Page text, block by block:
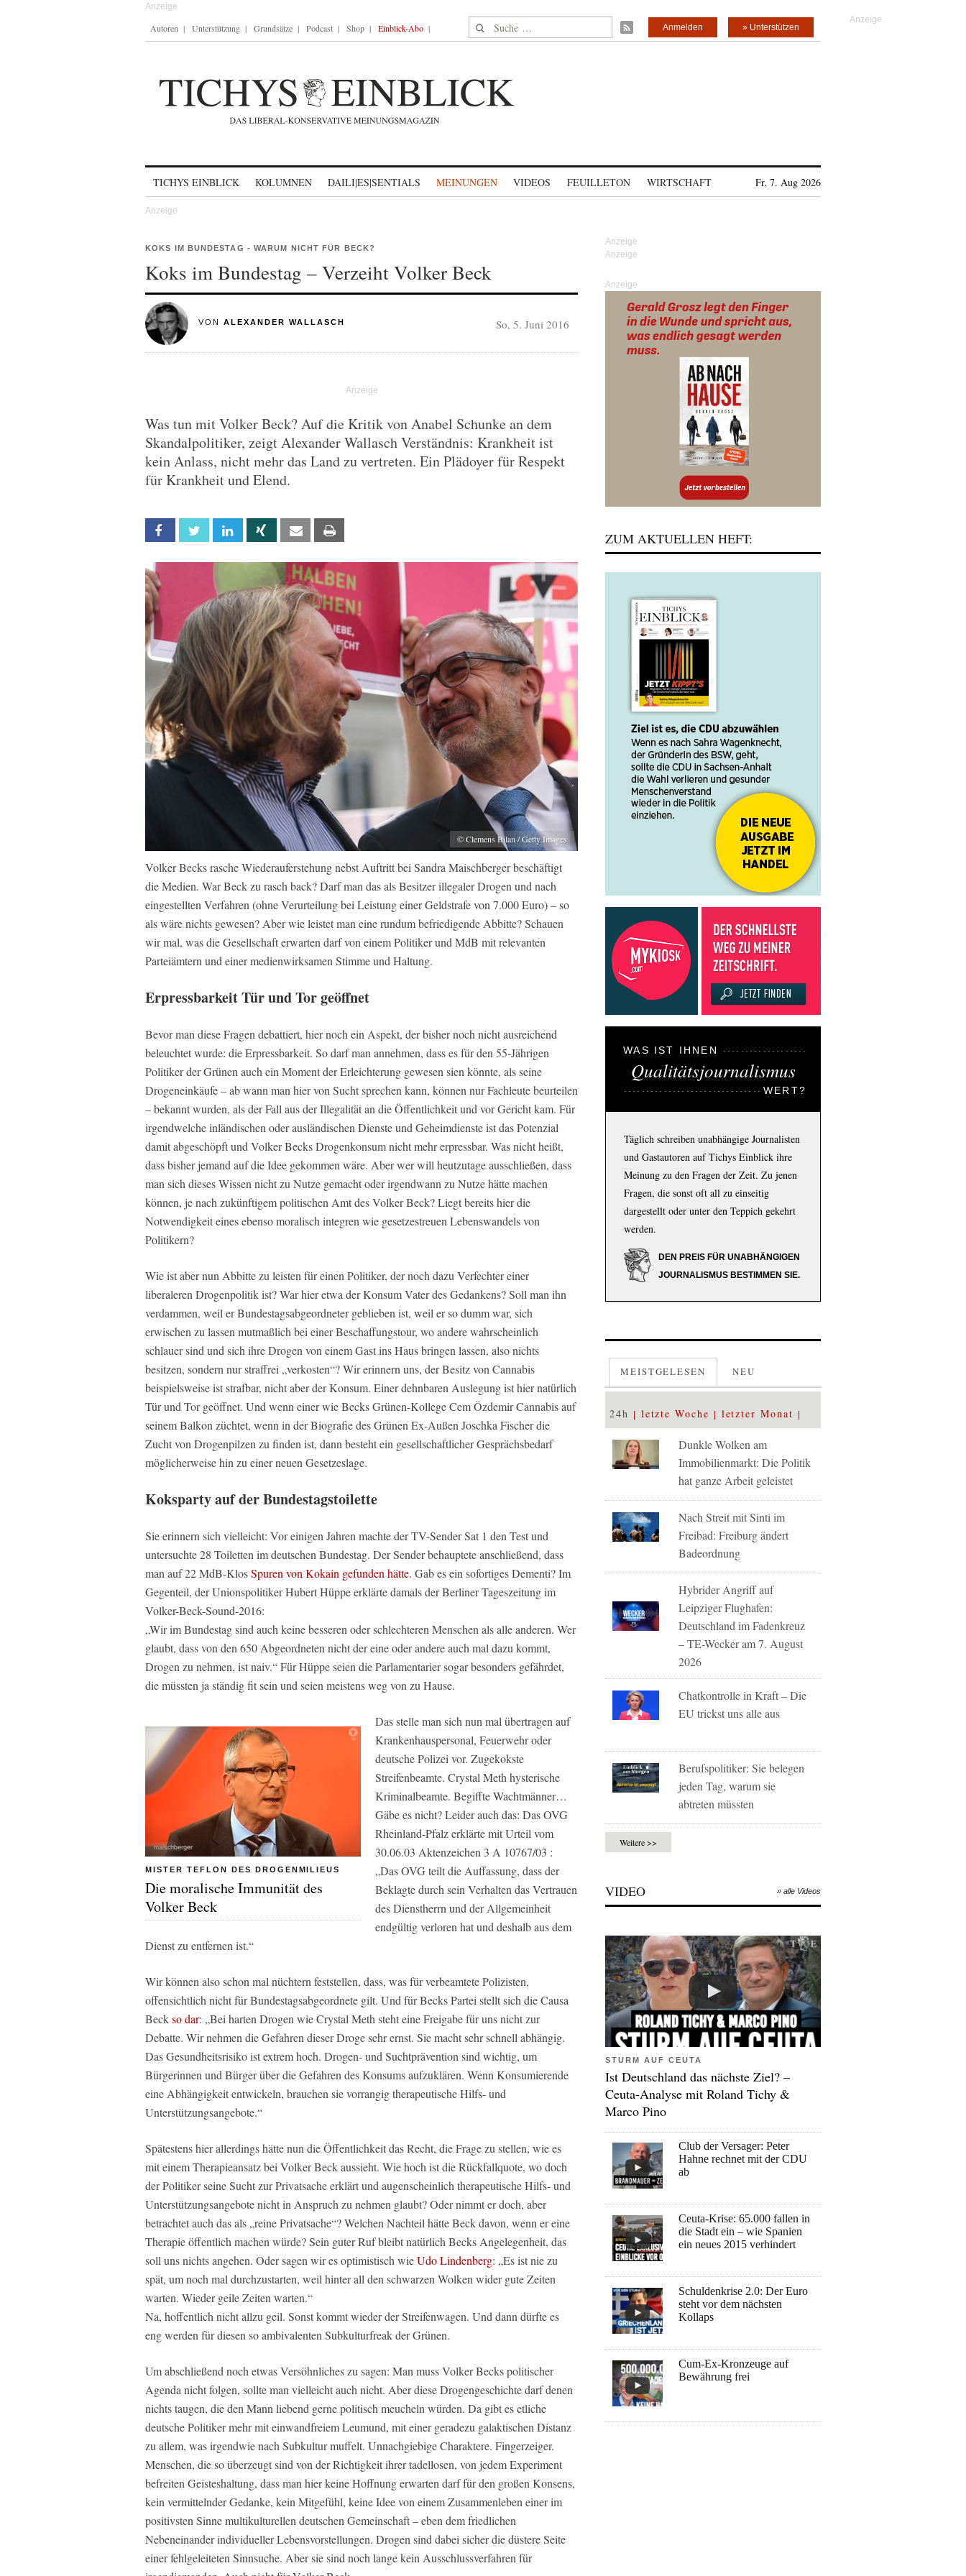
Autoren Unterstützung Grundsätze Podcast Shop Einblick-Abo Suche nach: » Unterstützen
Anmelden
TICHYS EINBLICK KOLUMNEN DAILI|ES|SENTIALS MEINUNGEN VIDEOS FEUILLETON WIRTSCHAFT Fr, 7. Aug 2026
KOKS IM BUNDESTAG - WARUM NICHT FÜR BECK?
Koks im Bundestag – Verzeiht Volker Beck
VON ALEXANDER WALLASCH So, 5. Juni 2016
Was tun mit Volker Beck? Auf die Kritik von Anabel Schunke an dem
Skandalpolitiker, zeigt Alexander Wallasch Verständnis: Krankheit ist
kein Anlass, nicht mehr das Land zu vertreten. Ein Plädoyer für Respekt
für Krankheit und Elend.
Facebook Twitter Linkedin Xing Email
© Clemens Bilan / Getty Images
Volker Becks rasche Wiederauferstehung nebst Auftritt bei Sandra Maischberger beschäftigt
die Medien. War Beck zu rasch back? Darf man das als Besitzer illegaler Drogen und nach
eingestellten Verfahren (ohne Verurteilung bei Leistung einer Geldstrafe von 7.000 Euro) – so
als wäre nichts gewesen? Aber wie leistet man eine rundum befriedigende Abbitte? Schauen
wir mal, was die Gesellschaft erwarten darf von einem Politiker und MdB mit relevanten
Parteiämtern und einer medienwirksamen Stimme und Haltung.
Erpressbarkeit Tür und Tor geöffnet
Bevor man diese Fragen debattiert, hier noch ein Aspekt, der bisher noch nicht ausreichend
beleuchtet wurde: die Erpressbarkeit. So darf man annehmen, dass es für den 55-Jährigen
Politiker der Grünen auch ein Moment der Erleichterung gewesen sien könnte, als seine
Drogeneinkäufe – ab wann man hier von Sucht sprechen kann, können nur Fachleute beurteilen
– bekannt wurden, als der Fall aus der Illegalität an die Öffentlichkeit und vor Gericht kam. Für
irgendwelche inländischen oder ausländischen Dienste und Geheimdienste ist das Potenzial
damit abgeschöpft und Volker Becks Drogenkonsum nicht mehr erpressbar. Was nicht heißt,
dass bisher jemand auf die Idee gekommen wäre. Aber wer will heutzutage ausschließen, dass
man sich dieses Wissen nicht zu Nutze gemacht oder irgendwann zu Nutze hätte machen
können, je nach zukünftigem politischen Amt des Volker Beck? Liegt bereits hier die
Notwendigkeit eines ebenso moralisch integren wie gesetzestreuen Lebenswandels von
Politikern?
Wie ist aber nun Abbitte zu leisten für einen Politiker, der noch dazu Verfechter einer
liberaleren Drogenpolitik ist? War hier etwa der Konsum Vater des Gedankens? Soll man ihn
verdammen, weil er Bundestagsabgeordneter geblieben ist, weil er so dumm war, sich
erwischen zu lassen mutmaßlich bei einer Beschaffungstour, wo andere wahrscheinlich
schlauer sind und sich ihre Drogen von einem Gast ins Haus bringen lassen, also nichts
besitzen, sondern nur straffrei „verkosten“? Wir erinnern uns, der Besitz von Cannabis
beispielsweise ist strafbar, nicht aber der Konsum. Einer dehnbaren Auslegung ist hier natürlich
Tür und Tor geöffnet. Und wenn einer wie Becks Grünen-Kollege Cem Özdemir Cannabis auf
seinem Balkon züchtet, wenn in der Biografie des Grünen Ex-Außen Joschka Fischer die
Zucht von Drogenpilzen zu finden ist, dann besteht ein gesellschaftlicher Gesprächsbedarf
möglicherweise hin zu einer neuen Gesetzeslage.
Koksparty auf der Bundestagstoilette
Sie erinnern sich vielleicht: Vor einigen Jahren machte der TV-Sender Sat 1 den Test und
untersuchte 28 Toiletten im deutschen Bundestag. Der Sender behauptete anschließend, dass
man auf 22 MdB-KlosSpuren von Kokain gefunden hätte. Gab es ein sofortiges Dementi? Im
Gegenteil, der Unionspolitiker Hubert Hüppe erklärte damals der Berliner Tageszeitung im
Volker-Beck-Sound-2016:
„Wir im Bundestag sind auch keine besseren oder schlechteren Menschen als alle anderen. Wer
glaubt, dass von den 650 Abgeordneten nicht der eine oder andere auch mal dazu kommt,
Drogen zu nehmen, ist naiv.“ Für Hüppe seien die Parlamentarier sogar besonders gefährdet,
die müssten ja ständig fit sein und seien meistens weg von zu Hause.
MISTER TEFLON DES DROGENMILIEUS
Die moralische Immunität des
Volker Beck
Das stelle man sich nun mal übertragen auf
Krankenhauspersonal, Feuerwehr oder
deutsche Polizei vor. Zugekokste
Streifenbeamte. Crystal Meth hysterische
Kriminalbeamte. Begiffte Wachtmänner…
Gäbe es nicht? Leider auch das: Das OVG
Rheinland-Pfalz erklärte mit Urteil vom
30.06.03 Aktenzeichen 3 A 10767/03 :
„Das OVG teilt die Auffassung, dass der
Beklagte durch sein Verhalten das Vertrauen
des Dienstherrn und der Allgemeinheit
endgültig verloren hat und deshalb aus dem
Dienst zu entfernen ist.“
Wir können also schon mal nüchtern feststellen, dass, was für verbeamtete Polizisten,
offensichtlich nicht für Bundestagsabgeordnete gilt. Und für Becks Partei stellt sich die Causa
Beckso dar: „Bei harten Drogen wie Crystal Meth steht eine Freigabe für uns nicht zur
Debatte. Wir nehmen die Gefahren dieser Droge sehr ernst. Sie macht sehr schnell abhängig.
Das Gesundheitsrisiko ist extrem hoch. Drogen- und Suchtprävention sind wichtig, um
Bürgerinnen und Bürger über die Gefahren des Konsums aufzuklären. Wenn Konsumierende
eine Abhängigkeit entwickeln, brauchen sie vorrangig therapeutische Hilfs- und
Unterstützungsangebote.“
Spätestens hier allerdings hätte nun die Öffentlichkeit das Recht, die Frage zu stellen, wie es
mit einem Therapieansatz bei Volker Beck aussieht. Wie hoch ist die Rückfallquote, wo doch
der Politiker seine Sucht zur Privatsache erklärt und augenscheinlich therapeutische Hilfs- und
Unterstützungsangebote nicht in Anspruch zu nehmen glaubt? Oder nimmt er doch, aber
betrachtet auch das als „reine Privatsache“? Welchen Nachteil hätte Beck davon, wenn er eine
Therapie öffentlich machen würde? Sein guter Ruf bleibt natürlich Becks Angelegenheit, das
soll uns nichts angehen. Oder sagen wir es optimistisch wieUdo Lindenberg: „Es ist nie zu
spät, um noch mal durchzustarten, weil hinter all den schwarzen Wolken wider gute Zeiten
warten. Wieder geile Zeiten warten.“
Na, hoffentlich nicht allzu geil. Sonst kommt wieder der Streifenwagen. Und dann dürfte es
eng werden für diesen so ambivalenten Subkulturfreak der Grünen.
Um abschließend noch etwas Versöhnliches zu sagen: Man muss Volker Becks politischer
Agenda nicht folgen, sollte man vielleicht auch nicht. Aber diese Drogengeschichte darf denen
nichts taugen, die den Mann liebend gerne politisch meucheln würden. Da gibt es etliche
deutsche Politiker mehr mit einwandfreiem Leumund, mit einer geradezu galaktischen Distanz
zu allem, was irgendwie nach Subkultur muffelt. Unnachgiebige Charaktere. Fingerzeiger.
Menschen, die so überzeugt sind von der Richtigkeit ihrer tadellosen, von jedem Experiment
befreiten Geisteshaltung, dass man hier keine Hoffnung erwarten darf für den großen Konsens,
kein vermittelnder Gedanke, kein Mitgefühl, keine Idee von einem Zusammenleben einer im
positivsten Sinne multikulturellen deutschen Gemeinschaft – eben dem friedlichen
Nebeneinander individueller Lebensvorstellungen. Drogen sind dabei sicher die düstere Seite
einer fehlgeleiteten Sinnsuche. Aber sie sind noch lange kein Ausschlussverfahren für
Anzeige
ZUM AKTUELLEN HEFT:
WAS IST IHNEN
Qualitätsjournalismus
WERT?
Täglich schreiben unabhängige Journalisten
und Gastautoren auf Tichys Einblick ihre
Meinung zu den Fragen der Zeit. Zu jenen
Fragen, die sonst oft all zu einseitig
dargestellt oder unter den Teppich gekehrt
werden.
DEN PREIS FÜR UNABHÄNGIGEN
JOURNALISMUS BESTIMMEN SIE.
MEISTGELESEN NEU
24h letzte Woche letzter Monat
Dunkle Wolken am
Immobilienmarkt: Die Politik
hat ganze Arbeit geleistet
Nach Streit mit Sinti im
Freibad: Freiburg ändert
Badeordnung
Hybrider Angriff auf
Leipziger Flughafen:
Deutschland im Fadenkreuz
– TE-Wecker am 7. August
2026
Chatkontrolle in Kraft – Die
EU trickst uns alle aus
Berufspolitiker: Sie belegen
jeden Tag, warum sie
abtreten müssten
Weitere >>
VIDEO » alle Videos
STURM AUF CEUTA
Ist Deutschland das nächste Ziel? –
Ceuta-Analyse mit Roland Tichy &
Marco Pino
Club der Versager: Peter
Hahne rechnet mit der CDU
ab
Ceuta-Krise: 65.000 fallen in
die Stadt ein – wie Spanien
ein neues 2015 verhindert
Schuldenkrise 2.0: Der Euro
steht vor dem nächsten
Kollaps
Cum-Ex-Kronzeuge auf
Bewährung frei